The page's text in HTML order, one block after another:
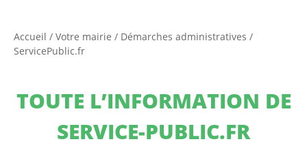
Accueil / Votre mairie / Démarches administratives /
ServicePublic.fr
TOUTE L’INFORMATION DE
SERVICE-PUBLIC.FR